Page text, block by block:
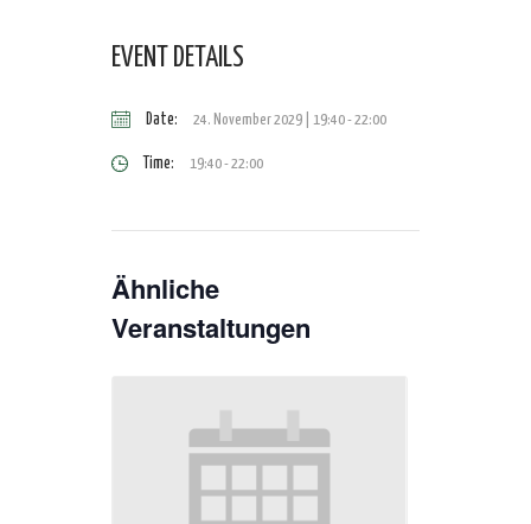
EVENT DETAILS
Date: 24. November 2029 | 19:40-22:00
Time: 19:40 - 22:00
Ähnliche
Veranstaltungen